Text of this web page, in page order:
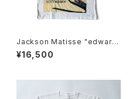
Jackson Matisse "edward
SCISSORHANDS Face Te
e"
¥16,500